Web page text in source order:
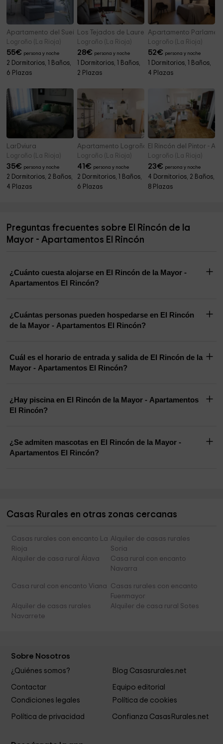
Apartamento del Sueño
Logroño (La Rioja)
55€ persona y noche
2 Dormitorios, 1 Baños,
6 Plazas
Los Tejados de Laurel
Logroño (La Rioja)
28€ persona y noche
1 Dormitorios, 1 Baños,
2 Plazas
Apartamento
Logroño (La Rioja)
52€ persona y noche
1 Dormitorios, 1 Baños,
4 Plazas
LarDviura
Logroño (La Rioja)
35€ persona y noche
2 Dormitorios, 2 Baños,
4 Plazas
Apartamento Logroño Confort
Logroño (La Rioja)
41€ persona y noche
2 Dormitorios, 1 Baños,
6 Plazas
El Rincón del Pintor -
Logroño (La Rioja)
23€ persona y noche
4 Dormitorios, 2 Baños,
8 Plazas
Preguntas frecuentes sobre El Rincón de la
Mayor - Apartamentos El Rincón
¿Cuánto cuesta alojarse en El Rincón de la Mayor -
Apartamentos El Rincón?
¿Cuántas personas pueden hospedarse en El Rincón
de la Mayor - Apartamentos El Rincón?
Cuál es el horario de entrada y salida de El Rincón de la
Mayor - Apartamentos El Rincón?
¿Hay piscina en El Rincón de la Mayor - Apartamentos
El Rincón?
¿Se admiten mascotas en El Rincón de la Mayor -
Apartamentos El Rincón?
Casas Rurales en otras zonas cercanas
Casas rurales con encanto La
Rioja
Alquiler de casas rurales
Soria
Alquiler de casa rural Álava
Casa rural con encanto
Navarra
Casa rural con encanto Viana
Casas rurales con encanto
Fuenmayor
Alquiler de casas rurales
Navarrete
Alquiler de casa rural Sotes
Sobre Nosotros
¿Quiénes somos? Blog Casasrurales.net
Contactar
Equipo editorial
Condiciones legales
Política de cookies
Política de privacidad Confianza CasasRurales.net